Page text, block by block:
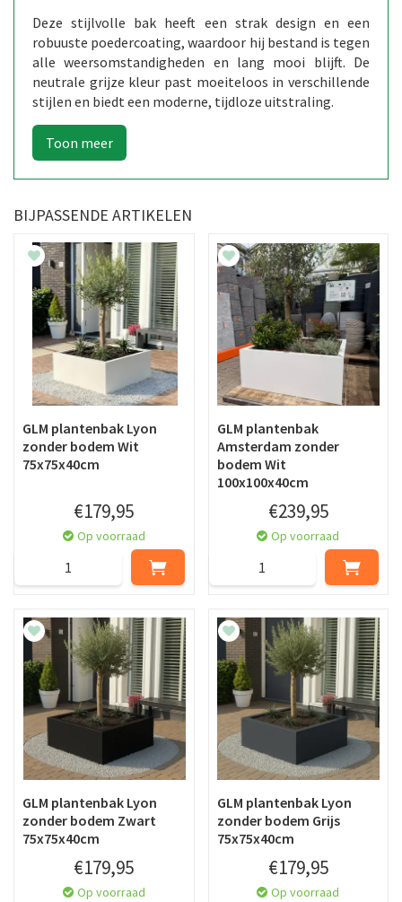
Deze stijlvolle bak heeft een strak design en een
robuuste poedercoating, waardoor hij bestand is tegen
alle weersomstandigheden en lang mooi blijft. De
neutrale grijze kleur past moeiteloos in verschillende
stijlen en biedt een moderne, tijdloze uitstraling.
BIJPASSENDE ARTIKELEN
GLM plantenbak Lyon
zonder bodem Wit
75x75x40cm
€179,95
Op voorraad
GLM plantenbak
Amsterdam zonder
bodem Wit
100x100x40cm
€239,95
Op voorraad
GLM plantenbak Lyon
zonder bodem Zwart
75x75x40cm
€179,95
Op voorraad
GLM plantenbak Lyon
zonder bodem Grijs
75x75x40cm
€179,95
Op voorraad